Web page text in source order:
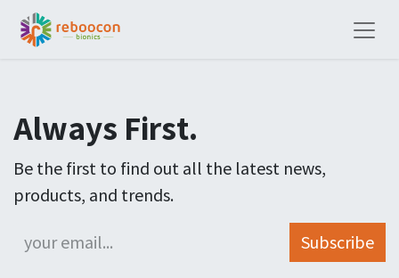
Always First.
Be the first to find out all the latest news,
products, and trends.
Subscribe